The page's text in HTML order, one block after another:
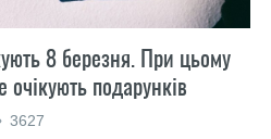
8 березня. При цьому
подарунків
3627